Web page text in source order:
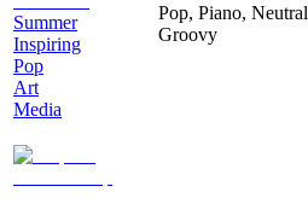
Summer
Inspiring
Pop
Art
Media
Pop, Piano,
Groovy